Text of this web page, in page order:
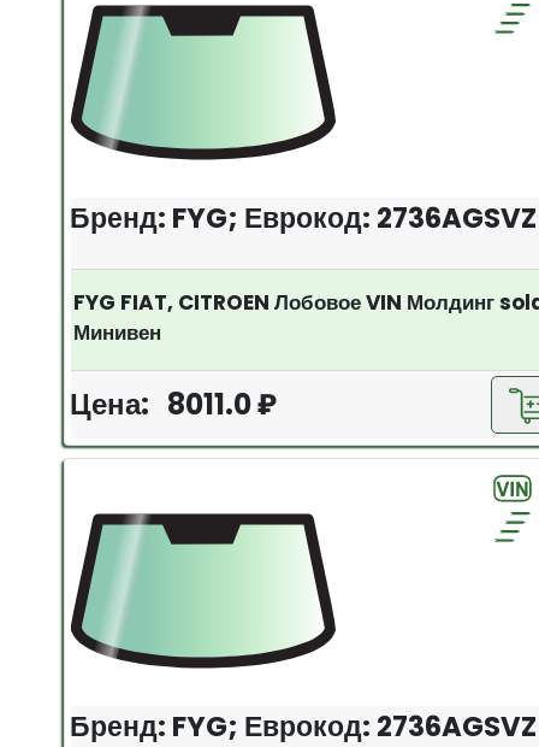
Бренд: FYG; Еврокод: 2736AGSVZ
FYG FIAT, CITROEN Лобовое VIN Молдинг
Минивен
Цена: 8011.0 ₽
Бренд: FYG; Еврокод: 2736AGSVZ